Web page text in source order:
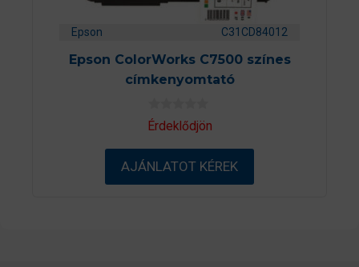
Epson C31CD84012
Epson ColorWorks C7500 színes
címkenyomtató
0
a
-
ő
Érdeklődjön
AJÁNLATOT KÉREK